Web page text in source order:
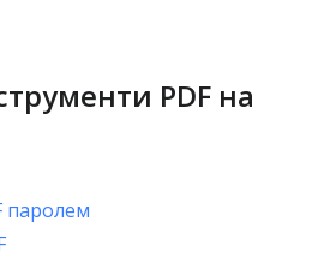
PDF на
паролем